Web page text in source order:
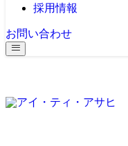
採用情報
お問い合わせ